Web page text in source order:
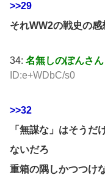
>>29
それWW2の戦史の感
34: 名無しのぽんさん
ID:e+WDbC/s0
>>32
「無謀な」はそうだ
ないだろ
重箱の隅しかつつけ